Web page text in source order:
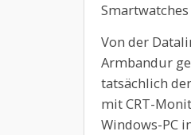
Von der
Armbandur
tatsächlich
mit CRT-
Windows-PC